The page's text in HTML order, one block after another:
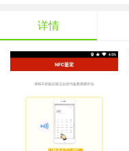
详情